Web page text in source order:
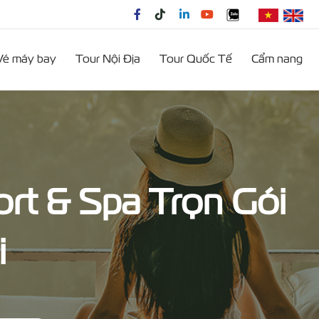
máy bay Tour Nội Địa Tour Quốc Tế Cẩm nang
& Spa Trọn Gói